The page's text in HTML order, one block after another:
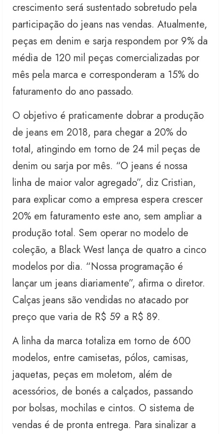
crescimento será sustentado sobretudo pela
participação do jeans nas vendas. Atualmente,
peças em denim e sarja respondem por 9% da
média de 120 mil peças comercializadas por
mês pela marca e corresponderam a 15% do
faturamento do ano passado.
O objetivo é praticamente dobrar a produção
de jeans em 2018, para chegar a 20% do
total, atingindo em torno de 24 mil peças de
denim ou sarja por mês. “O jeans é nossa
linha de maior valor agregado”, diz Cristian,
para explicar como a empresa espera crescer
20% em faturamento este ano, sem ampliar a
produção total. Sem operar no modelo de
coleção, a Black West lança de quatro a cinco
modelos por dia. “Nossa programação é
lançar um jeans diariamente”, afirma o diretor.
Calças jeans são vendidas no atacado por
preço que varia de R$ 59 a R$ 89.
A linha da marca totaliza em torno de 600
modelos, entre camisetas, pólos, camisas,
jaquetas, peças em moletom, além de
acessórios, de bonés a calçados, passando
por bolsas, mochilas e cintos. O sistema de
vendas é de pronta entrega. Para sinalizar a